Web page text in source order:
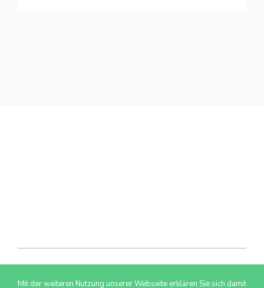
Mit der weiteren Nutzung unserer Webseite erklären Sie sich damit